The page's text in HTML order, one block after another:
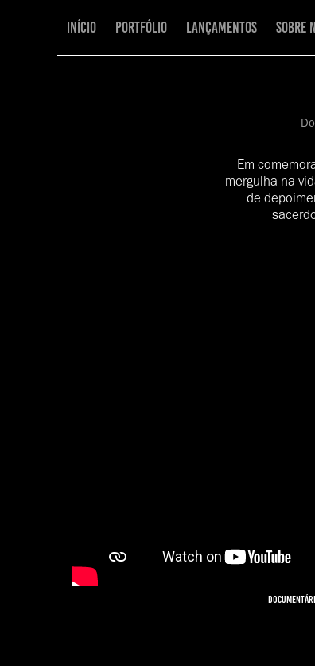
Início Portfólio Lançamentos Sobre
Em
mergulha na
de